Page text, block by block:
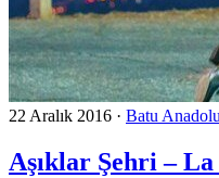
22 Aralık 2016 · Batu
Aşıklar Şehri –